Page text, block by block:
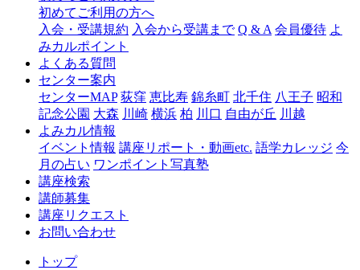
ャ
由
丘
初めてご利用の方へ
入会・受講規約 入会から受講まで Q & A 会員優待 よ
みカルポイント
よくある質問
センター案内
センターMAP 荻窪 恵比寿 錦糸町 北千住 八王子 昭和
記念公園 大森 川崎 横浜 柏 川口 自由が丘 川越
よみカル情報
イベント情報 講座リポート・動画etc. 語学カレッジ 今
月の占い ワンポイント写真塾
講座検索
講師募集
講座リクエスト
お問い合わせ
トップ